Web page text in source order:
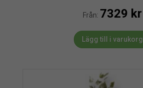
Från: 7329 kr
Lägg till i varukorg